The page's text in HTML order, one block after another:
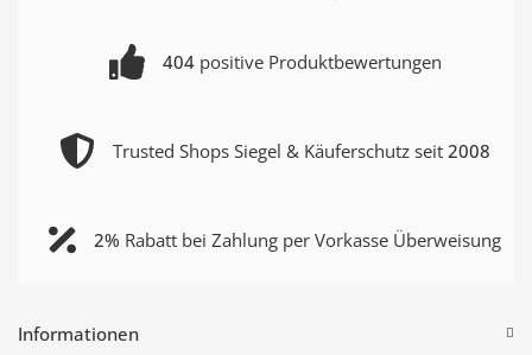
404positive Produktbewertungen
Trusted Shops Siegel & Käuferschutz seit 2008
2% Rabatt bei Zahlung per Vorkasse Überweisung
Informationen